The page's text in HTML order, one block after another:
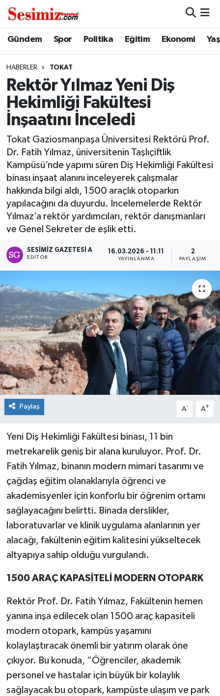
Gündem Spor Politika Eğitim Ekonomi
HABERLER TOKAT
Rektör Yılmaz Yeni Diş
Hekimliği Fakültesi
İnşaatını İnceledi
Tokat Gaziosmanpaşa Üniversitesi Rektörü Prof.
Dr. Fatih Yılmaz, üniversitenin Taşlıçiftlik
Kampüsü’nde yapımı süren Diş Hekimliği Fakültesi
binası inşaat alanını inceleyerek çalışmalar
hakkında bilgi aldı, 1500 araçlık otoparkın
yapılacağını da duyurdu. İncelemelerde Rektör
Yılmaz’a rektör yardımcıları, rektör danışmanları
ve Genel Sekreter de eşlik etti.
SESIMIZ GAZETESI A
EDITÖR
16.03.2026 - 11:11
YAYINLANMA
2
PAYLAŞIM
Paylaş A- A+
Yeni Diş Hekimliği Fakültesi binası, 11 bin
metrekarelik geniş bir alana kuruluyor. Prof. Dr.
Fatih Yılmaz, binanın modern mimari tasarımı ve
çağdaş eğitim olanaklarıyla öğrenci ve
akademisyenler için konforlu bir öğrenim ortamı
sağlayacağını belirtti. Binada derslikler,
laboratuvarlar ve klinik uygulama alanlarının yer
alacağı, fakültenin eğitim kalitesini yükseltecek
altyapıya sahip olduğu vurgulandı.
1500 ARAÇ KAPASİTELİ MODERN OTOPARK
Rektör Prof. Dr. Fatih Yılmaz, Fakültenin hemen
yanına inşa edilecek olan 1500 araç kapasiteli
modern otopark, kampüs yaşamını
kolaylaştıracak önemli bir yatırım olarak öne
çıkıyor. Bu konuda, “Öğrenciler, akademik
personel ve hastalar için büyük bir kolaylık
sağlayacak bu otopark, kampüste ulaşım ve park
Dünya
Ekonomi
Genel
Gündem
Magazin
Politika
Sağlık
Tokat Haberleri
Yaşam
Nöbetçi Eczaneler
Namaz Vakitleri
Trafik Durumu
Süper Lig Puan Durumu ve Fikstür
Tüm Manşetler
Son Dakika Haberleri
Haber Arşivi